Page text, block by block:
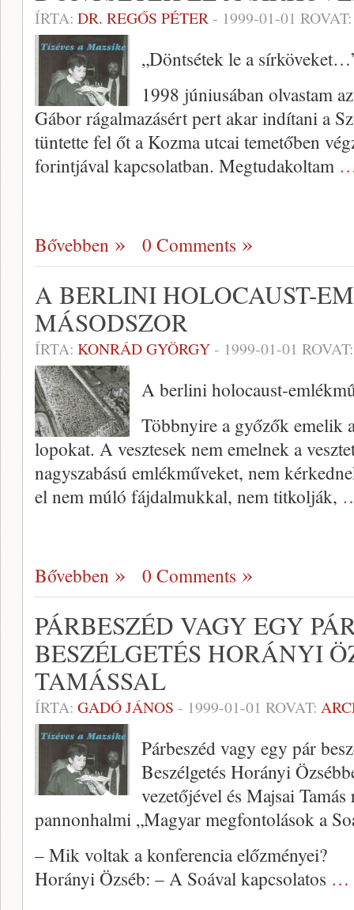
ÍRTA: DR. REGŐS PÉTER- 1999-01-01
„Döntsétek le a
1998 júniusában olvastam
Gábor rágalmazásért pert akar indítani a
tüntette fel őt a Kozma ut­cai temetőben
forintjával kapcsolatban. Megtuda­koltam
Bővebben 0 Comments
A BERLINI HOLOCAUST-
MÁSODSZOR
ÍRTA: KONRÁD GYÖRGY- 1999-01-01
A berlini holocaust-
Többnyire a győzők emelik
lopokat. A veszte­sek nem emelnek a
nagyszabású emlékműveket, nem
el nem múló fájdalmukkal, nem titkolják,
Bővebben 0 Comments
PÁRBESZÉD VAGY EGY
BESZÉLGETÉS HORÁNYI
TAMÁSSAL
ÍRTA: GADÓ JÁNOS - 1999-01-01 ROVAT:
Párbeszéd vagy egy pár
Beszélgetés Horányi
vezetőjével és Majsai
pannonhalmi „Magyar megfontolások a
– Mik voltak a konferencia előzményei?
Horányi Özséb: – A Soával kapcsolatos …